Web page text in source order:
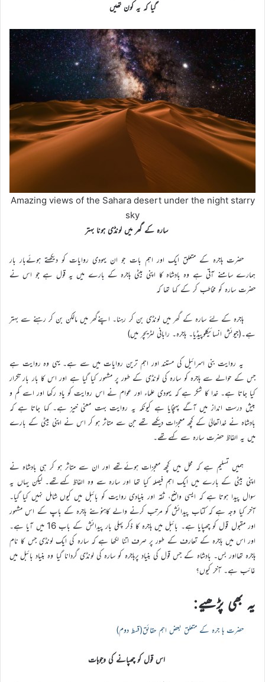
گیا کہ یہ کون تھیں
Amazing views of the Sahara desert under the night starry
sky
سارہ کے گھر میں لونڈی ہونا بہتر
حضرت ہاجرہ کے متعلق ایک اور اہم بات جو ان یہودی روایات کو دیکھتے ہوئےبار بار
ہمارے سامنے آتی ہے وہ بادشاہ کا اپنی بیٹی ہاجرہ کے بارے میں یہ قول ہے جو اس نے
حضرت سارہ کو مخاطب کر کے کہا تھا کہ
ہاجرہ کے لئے سارہ کے گھر میں لونڈی بن کر رہنا۔ اپنےگھر میں مالکن بن کر رہنے سے بہتر
ہے۔(جیوئش انسائیکلوپیڈیا۔ ہاجرہ۔ رابانی لٹریچر میں)
یہ روایت بنی اسرائیل کی مستند اور اہم ترین روایات میں سے ہے۔ یہی وہ روایت ہے
جس کے حوالے سے ہاجرہ کو سارہ کی لونڈی کے طور پر مشہور کیا گیا ہے اور اس کا بار بار تکرار
کیا جاتا ہے۔ خدا کا شکر ہے کہ یہودی علماء اور عوام نے اس روایت کو یاد رکھا اور اسے کم و
بیش درست انداز میں آگے پہنچایا ہے کیونکہ یہ روایت بہت معنی خیز ہے۔ کہا جاتا ہے کہ
بادشاہ نے خداتعالیٰ کے کچھ معجزات دیکھے تھے جن سے متاثر ہو کر اس نے اپنی بیٹی کے بارے
میں یہ الفاظ حضرت سارہ سے کہےتھے۔
ہمیں تسلیم ہے کہ محل میں کچھ معجزات ہوئےتھے اور ان سے متاثر ہو کر ہی بادشاہ نے
اپنی بیٹی کے بارے میں ایک اہم فیصلہ کیا تھا اور سارہ سے وہ الفاظ کہےتھے۔ لیکن یہاں یہ
سوال پیدا ہوتا ہے کہ ایسی واضح، ثقہ اور بنیادی روایت کو بائبل میں کیوں شامل نہیں کیا گیا۔
آخر کیا وجہ ہے کہ کتاب پیدائش کو مرتب کرنے والے کاہنوںنے ہاجرہ کے باپ کے اس مشہور
اور مقبول قول کو چھپایا ہے۔ بائبل میں ہاجرہ کا ذکر پہلی بار پیدائش کے باب 16 میں آیا ہے۔
اور اس میں ہاجرہ کے تعارف کے طور پر صرف اتنا لکھا ہے کہ سارہ کی ایک لونڈی جس کا نام
ہاجرہ تھااور بس۔ بادشاہ کے جس قول کی بنیاد پرہاجرہ کو سارہ کی لونڈی گردانا گیا وہ بنیاد بائبل میں
غائب ہے۔ آخر کیوں؟
یہ بھی پڑھیے:
حضرت ہا جرہ کے متعلق بعض اہم حقائق(قسط دوم)
اس قول کو چھپانے کی وجوہات